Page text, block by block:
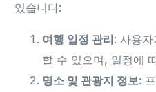
있습니다:
여행 일정 관리: 사용
할 수 있으며, 일정에
명소 및 관광지 정보: